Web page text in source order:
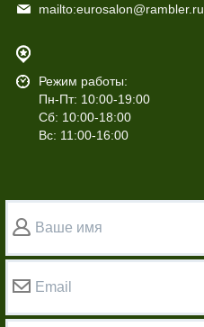
mailto:eurosalon@rambler.ru
Режим работы:
Пн-Пт: 10:00-19:00
Сб: 10:00-18:00
Вс: 11:00-16:00
Ваше имя
Email